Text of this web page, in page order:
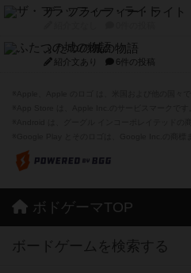
ザ・フラッフィー・ライト
ふたつの城の物語
紹介文あり 6件の投稿
ボドゲーマTOP
ボードゲームを検索する